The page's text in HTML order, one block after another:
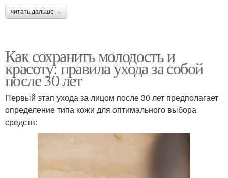
читать дальше →
Как сохранить молодость и
красоту: правила ухода за собой
после 30 лет
Первый этап ухода за лицом после 30 лет предполагает
определение типа кожи для оптимального выбора
средств: